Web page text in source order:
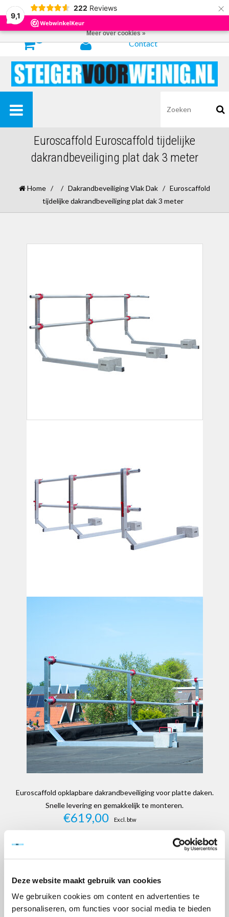
9,1
222 Reviews ×
Deze website maakt gebruik van cookies
We gebruiken cookies om content en advertenties te
personaliseren, om functies voor social media te bieden
Contact
Euroscaffold Euroscaffold tijdelijke
dakrandbeveiliging plat dak 3 meter
Home / / Dakrandbeveiliging Vlak Dak / Euroscaffold
tijdelijke dakrandbeveiliging plat dak 3 meter
Euroscaffold opklapbare dakrandbeveiliging voor platte daken.
Snelle levering en gemakkelijk te monteren.
€619,00 Excl. btw
Artikelnummer:
+ -
Door het gebruiken van onze website, ga je akkoord met het gebruik van
cookies om onze website te verbeteren.
Meer over cookies »